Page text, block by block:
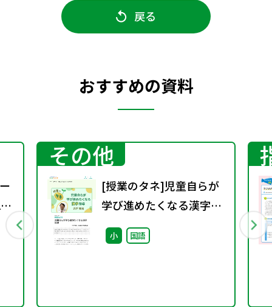
戻る
おすすめの資料
その他
[授業のタネ]児童自らが
学び進めたくなる漢字指
導
小 国語